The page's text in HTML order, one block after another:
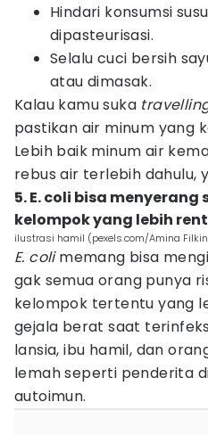
Hindari konsumsi
dipasteurisasi.
Selalu cuci bersih
atau dimasak.
Kalau kamu suka
pastikan air minum yang
Lebih baik minum air
rebus air terlebih dahulu,
5. E. coli bisa
kelompok yang lebih
ilustrasi hamil (pexels.com/Amina
E. colimemang bisa
gak semua orang punya
kelompok tertentu yang
gejala berat saat
lansia, ibu hamil, dan
lemah seperti penderita
autoimun.